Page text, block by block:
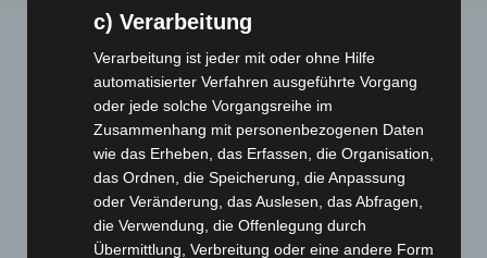
Webseite
Cashback-Aktion
c) Verarbeitung
Verarbeitung ist jeder mit oder ohne Hilfe
automatisierter Verfahren ausgeführte Vorgang
oder jede solche Vorgangsreihe im
Zusammenhang mit personenbezogenen Daten
wie das Erheben, das Erfassen, die Organisation,
das Ordnen, die Speicherung, die Anpassung
oder Veränderung, das Auslesen, das Abfragen,
die Verwendung, die Offenlegung durch
Übermittlung, Verbreitung oder eine andere Form